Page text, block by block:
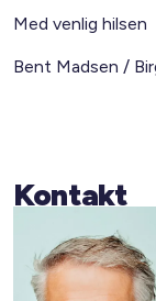
Med venlig hilsen
Bent Madsen /
Kontakt